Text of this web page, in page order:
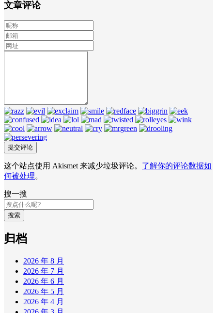
文章评论
这个站点使用 Akismet 来减少垃圾评论。 了解你的评论数据如
何被处理。
搜一搜
搜索
归档
2026 年 8 月
2026 年 7 月
2026 年 6 月
2026 年 5 月
2026 年 4 月